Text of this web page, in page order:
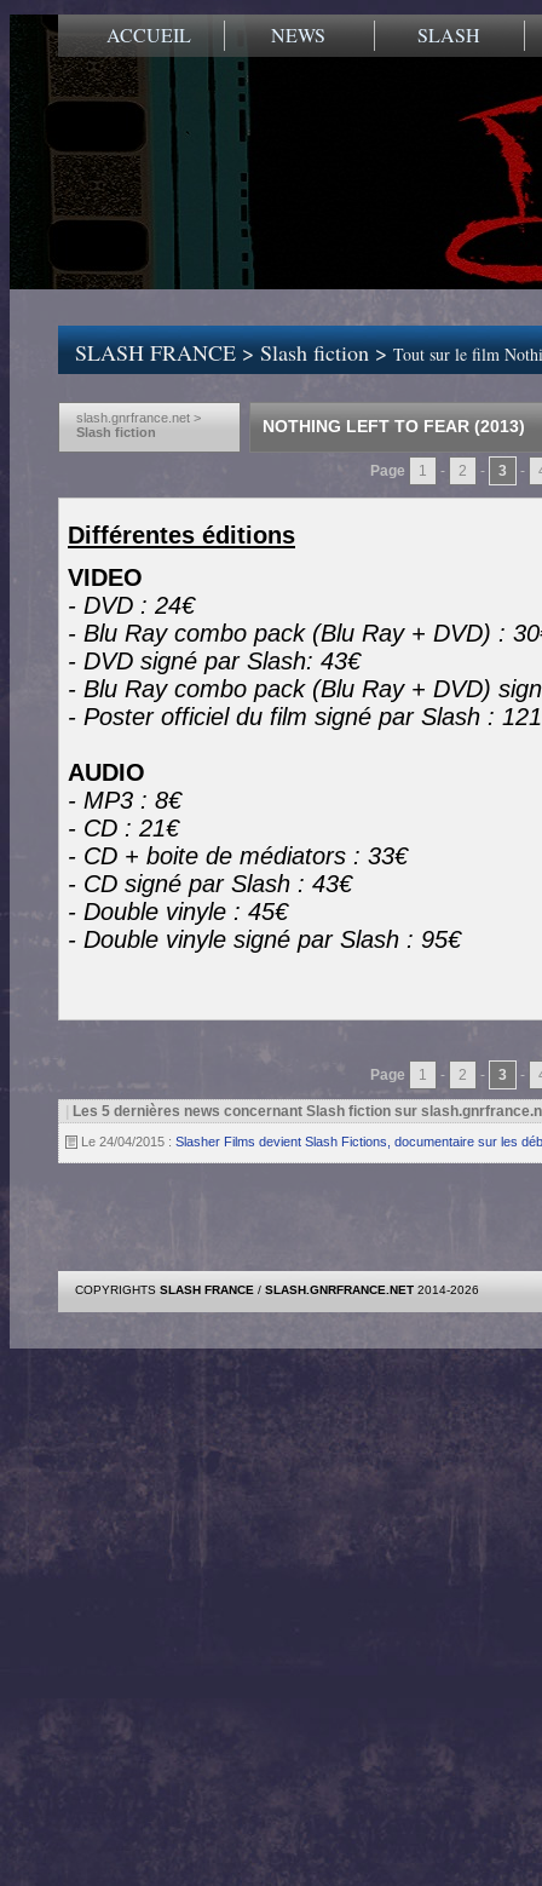
ACCUEIL NEWS SLASH
SLASH FRANCE>Slash fiction>Tout sur le film
slash.gnrfrance.net >
Slash fiction
NOTHING LEFT TO FEAR (2013)
Page 1 - 2 - 3 -
Différentes éditions
VIDEO
- DVD : 24€
- Blu Ray combo pack (Blu Ray + DVD) :
- DVD signé par Slash: 43€
- Blu Ray combo pack (Blu Ray + DVD)
- Poster officiel du film signé par Slash :
AUDIO
- MP3 : 8€
- CD : 21€
- CD + boite de médiators : 33€
- CD signé par Slash : 43€
- Double vinyle : 45€
- Double vinyle signé par Slash : 95€
Page 1 - 2 - 3 -
Les 5 dernières news concernant Slash fiction sur
Le 24/04/2015 : Slasher Films devient Slash Fictions, documentaire sur les
COPYRIGHTS SLASH FRANCE / SLASH.GNRFRANCE.NET 2014-2026